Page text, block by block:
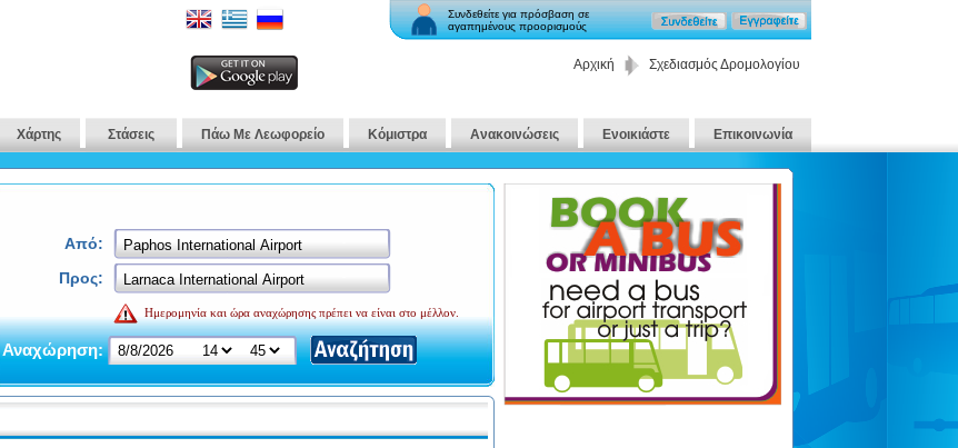
Συνδεθείτε για πρόσβαση σε
αγαπημένους προορισμούς
Αρχική Σχεδιασμός Δρομολογίου
Χάρτης Στάσεις Πάω Με Λεωφορείο Κόμιστρα Ανακοινώσεις Ενοικιάστε Επικοινωνία
Από:
Προς:
Ημερομηνία και ώρα αναχώρησης πρέπει να είναι στο μέλλον.
Αναχώρηση: